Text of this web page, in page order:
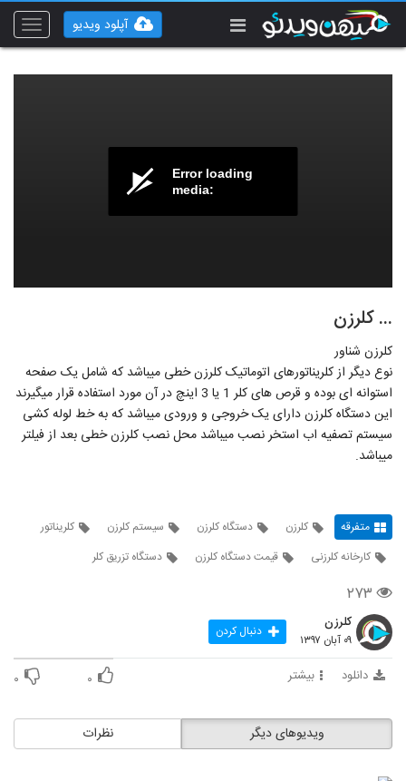
Toggle
آپلود ویدیو
Error loading
media:
... کلرزن
کلرزن شناور
نوع دیگر از کلریناتورهای اتوماتیک کلرزن خطی میباشد که شامل یک صفحه
استوانه ای بوده و قرص های کلر 1 یا 3 اینچ در آن مورد استفاده قرار میگیرند
این دستگاه کلرزن دارای یک خروجی و ورودی میباشد که به خط لوله کشی
سیستم تصفیه اب استخر نصب میباشد محل نصب کلرزن خطی بعد از فیلتر
میباشد.
متفرقه کلرزن دستگاه کلرزن سیستم کلرزن
کلریناتور
کارخانه کلرزنی
قیمت دستگاه کلرزن دستگاه تزریق کلر
۲۷۳
کلرزن
۰۹ آبان ۱۳۹۷ دنبال کردن
دانلود بیشتر ۰ ۰
نظرات ویدیوهای دیگر